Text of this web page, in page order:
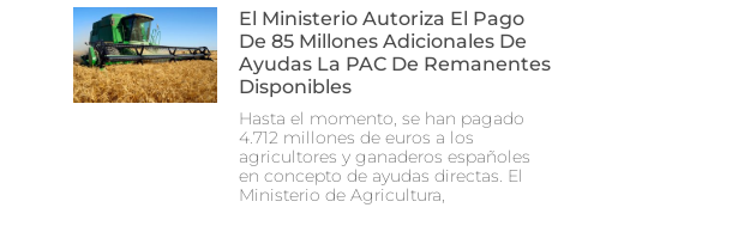
El Ministerio Autoriza El Pago
De 85 Millones Adicionales De
Ayudas La PAC De Remanentes
Disponibles
Hasta el momento, se han pagado
4.712 millones de euros a los
agricultores y ganaderos españoles
en concepto de ayudas directas. El
Ministerio de Agricultura,